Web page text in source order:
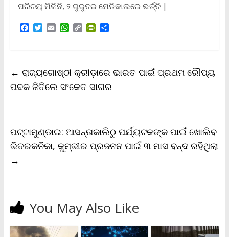
ପରିଚୟ ମିଳିନି, ୨ ଗୁରୁତର ମେଡିକାଲରେ ଭର୍ତ୍ତି |
F
o
o
k
T
e
r
E
W
A
p
p
C
i
n
k
P
F
r
i
l
y
S
← ରାଜ୍ୟଗୋଷ୍ଠୀ କ୍ରୀଡ଼ାରେ ଭାରତ ପାଇଁ ପ୍ରଥମ ରୌପ୍ୟ
ପଦକ ଜିତିଲେ ସଂକେତ ସାଗର
ପଟ୍ଟାମୁଣ୍ଡାଇ: ଆସନ୍ତାକାଲିଠୁ ପର୍ଯ୍ୟଟକଙ୍କ ପାଇଁ ଖୋଲିବ
ଭିତରକନିକା, କୁମ୍ଭୀର ପ୍ରଜନନ ପାଇଁ ୩ ମାସ ବନ୍ଦ ରହିଥିଲା
→
You May Also Like